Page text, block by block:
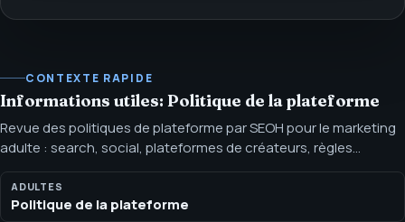
CONTEXTE RAPIDE
Informations utiles: Politique de la plateforme
Revue des politiques de plateforme par SEOH pour le marketing
adulte : search, social, plateformes de créateurs, règles
publicitaires, communautés et voies d’escalade. SEOH examine
chaque canal adulte séparément : moteurs de recherche,
réseaux sociaux, plateformes de créateurs, régies publicitaires
ADULTES
Politique de la plateforme